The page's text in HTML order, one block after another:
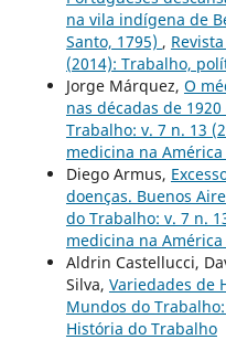
na vila indígena de
Santo, 1795) ,
(2014): Trabalho,
Jorge Márquez, O
nas décadas de 1920
Trabalho: v. 7 n. 13
medicina na América
Diego Armus,
doenças. Buenos
do Trabalho: v. 7 n.
medicina na América
Aldrin Castellucci,
Silva, Variedades de
Mundos do
História do Trabalho